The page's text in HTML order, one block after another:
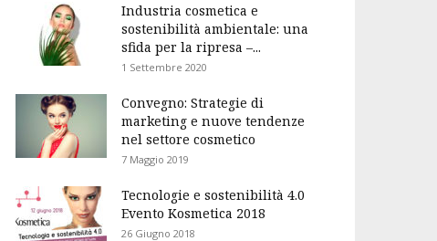
Industria cosmetica e
sostenibilità ambientale: una
sfida per la ripresa –...
1 Settembre 2020
Convegno: Strategie di
marketing e nuove tendenze
nel settore cosmetico
7 Maggio 2019
Tecnologie e sostenibilità 4.0
Evento Kosmetica 2018
26 Giugno 2018